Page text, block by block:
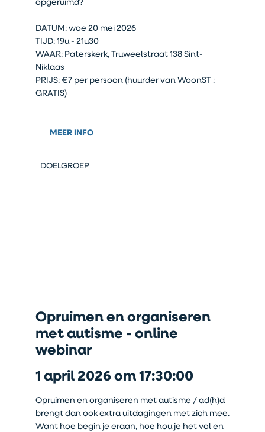
opgeruimd?
DATUM: woe 20 mei 2026
TIJD: 19u - 21u30
WAAR: Paterskerk, Truweelstraat 138 Sint-
Niklaas
PRIJS: €7 per persoon (huurder van WoonST :
GRATIS)
MEER INFO
DOELGROEP
Opruimen en organiseren
met autisme - online
webinar
1 april 2026 om 17:30:00
Opruimen en organiseren met autisme / ad(h)d
brengt dan ook extra uitdagingen met zich mee.
Want hoe begin je eraan, hoe hou je het vol en